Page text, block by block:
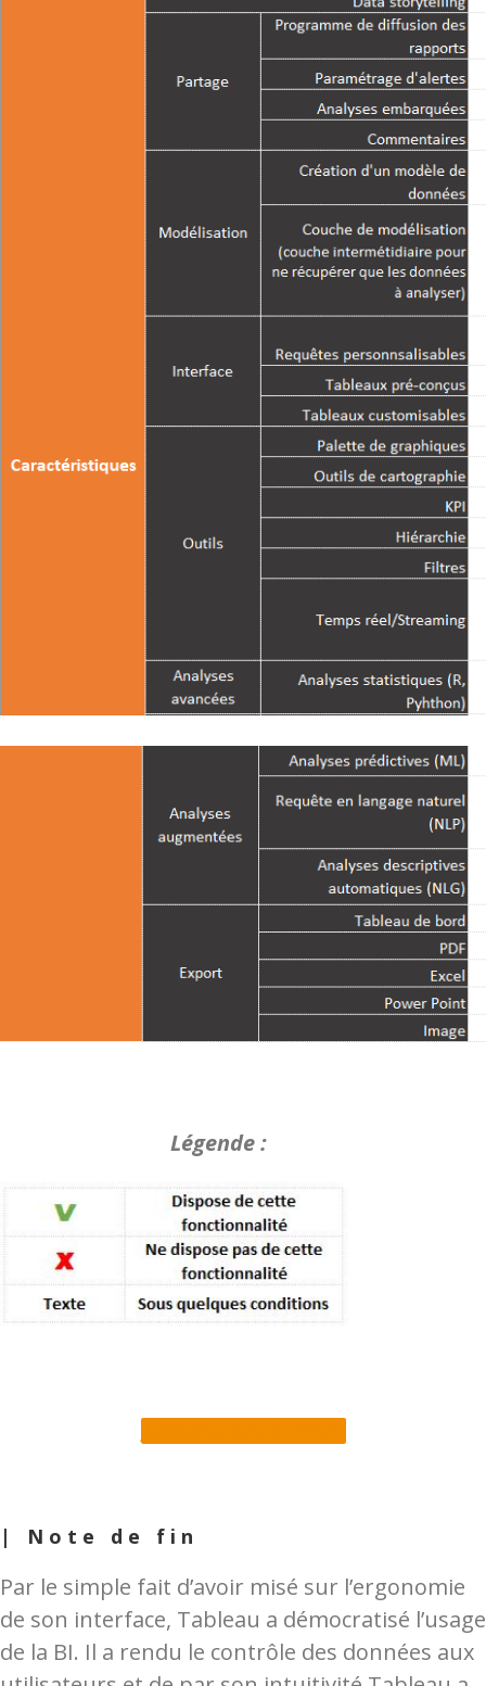
Légende :
| Note de fin
Par le simple fait d’avoir misé sur l’ergonomie
de son interface, Tableau a démocratisé l’usage
de la BI. Il a rendu le contrôle des données aux